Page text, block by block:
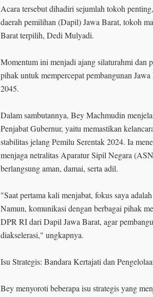
Acara tersebut dihadiri sejumlah tokoh
daerah pemilihan (Dapil) Jawa Barat, tokoh
Barat terpilih, Dedi Mulyadi.
Momentum ini menjadi ajang silaturahmi dan
pihak untuk mempercepat pembangunan
2045.
Dalam sambutannya, Bey Machmudin
Penjabat Gubernur, yaitu memastikan
stabilitas jelang Pemilu Serentak 2024. Ia
menjaga netralitas Aparatur Sipil Negara
berlangsung aman, damai, serta adil.
"Saat pertama kali menjabat, fokus saya
Namun, komunikasi dengan berbagai pihak
DPR RI dari Dapil Jawa Barat, agar
diakselerasi," ungkapnya.
Isu Strategis: Bandara Kertajati dan
Bey menyoroti beberapa isu strategis yang